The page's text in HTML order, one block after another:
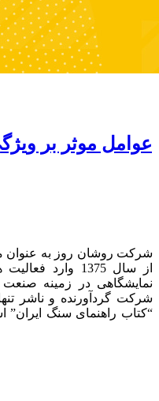
عوامل موثر بر
شرکت روشان روز به عنوان
از سال 1375
نمایشگاهی در زمینه
شرکت گردآورنده و ناشر
“کتاب راهنمای سنگ